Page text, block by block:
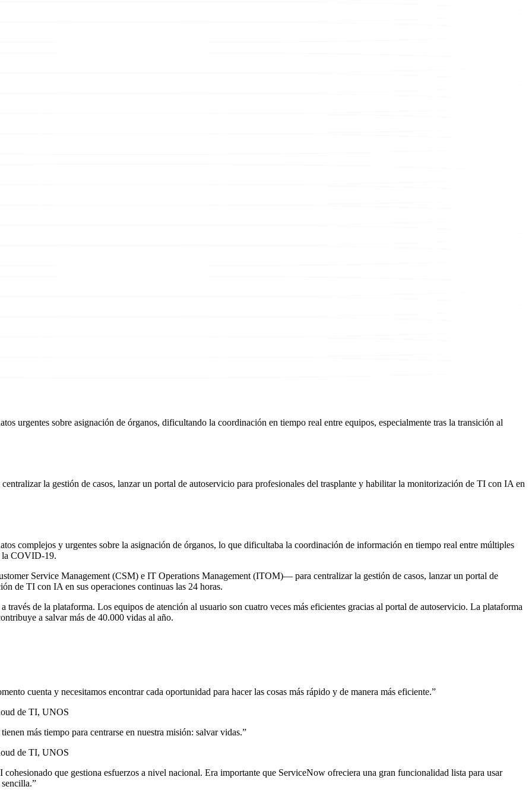
urgentes sobre asignación de órganos, dificultando la coordinación en tiempo real entre equipos, especialmente tras la transición al
la gestión de casos, lanzar un portal de autoservicio para profesionales del trasplante y habilitar la monitorización de TI con IA en
complejos y urgentes sobre la asignación de órganos, lo que dificultaba la coordinación de información en tiempo real entre múltiples
la COVID-19.
Service Management (CSM) e IT Operations Management (ITOM)— para centralizar la gestión de casos, lanzar un portal de
de TI con IA en sus operaciones continuas las 24 horas.
través de la plataforma. Los equipos de atención al usuario son cuatro veces más eficientes gracias al portal de autoservicio. La plataforma
a salvar más de 40.000 vidas al año.
cuenta y necesitamos encontrar cada oportunidad para hacer las cosas más rápido y de manera más eficiente.”
de TI, UNOS
más tiempo para centrarse en nuestra misión: salvar vidas.”
de TI, UNOS
que gestiona esfuerzos a nivel nacional. Era importante que ServiceNow ofreciera una gran funcionalidad lista para usar
”